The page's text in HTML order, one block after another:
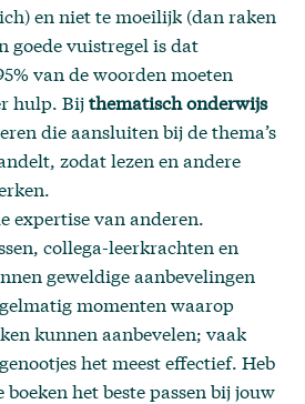
en niet te moeilijk (dan raken
goede vuistregel is dat
van de woorden moeten
hulp. Bijthematisch onderwijs
die aansluiten bij de thema’s
zodat lezen en andere
expertise van anderen.
collega-leerkrachten en
geweldige aanbevelingen
momenten waarop
kunnen aanbevelen; vaak
het meest effectief. Heb
het beste passen bij jouw